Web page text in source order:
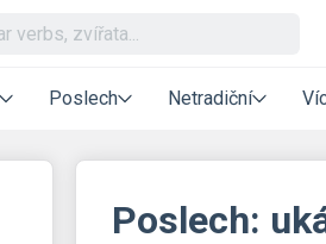
Poslech Netradiční
Poslech: